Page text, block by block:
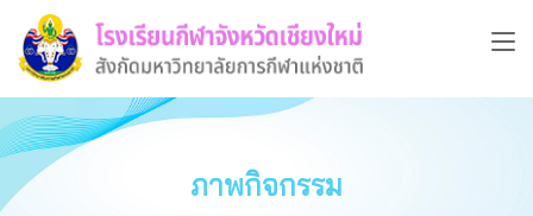
ภาพกิจกรรม